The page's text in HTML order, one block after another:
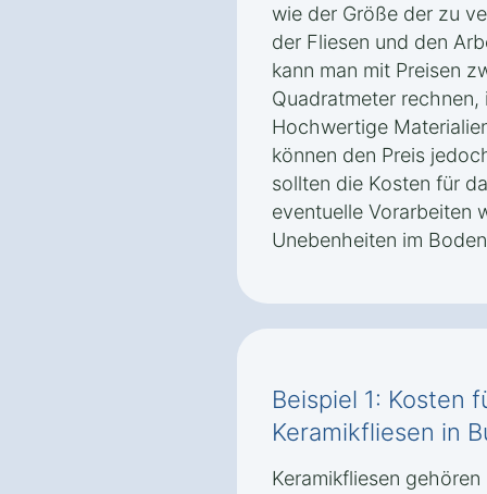
wie der Größe der zu
der Fliesen und den
kann man mit Preisen
Quadratmeter
Hochwertige
können den Preis
sollten die Kosten für
eventuelle Vorarbeiten
Unebenheiten im
Beispiel 1: Kosten
Keramikfliesen in
Keramikfliesen